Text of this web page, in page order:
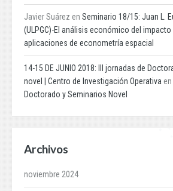
Javier Suárez en Seminario 18/15: Juan L.
(ULPGC)-El análisis económico del
aplicaciones de econometría espacial
14-15 DE JUNIO 2018: III jornadas de
novel | Centro de Investigación Operativa en
Doctorado y Seminarios Novel
Archivos
noviembre 2024